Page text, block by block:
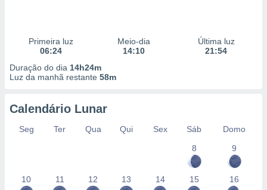
Primeira luz
06:24
Meio-dia
14:10
Última luz
21:54
Duração do dia 14h24m
Luz da manhã restante 58m
Calendário Lunar
Seg Ter Qua Qui Sex Sáb
Domo
8
9
10 11 12 13 14 15 16